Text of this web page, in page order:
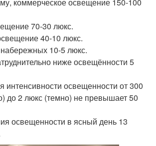
70-30 люкс.
40-10 люкс.
10-5 люкс.
ниже освещённости 5
интенсивности освещенности от 300
до 2 люкс (темно) не превышает 50
освещенности в ясный день 13